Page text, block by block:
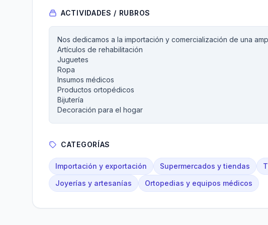
ACTIVIDADES / RUBROS
Nos dedicamos a la importación y comercialización de una
Artículos de rehabilitación
Juguetes
Ropa
Insumos médicos
Productos ortopédicos
Bijutería
Decoración para el hogar
CATEGORÍAS
Importación y exportación Supermercados y tiendas
Joyerías y artesanías
Ortopedias y equipos médicos